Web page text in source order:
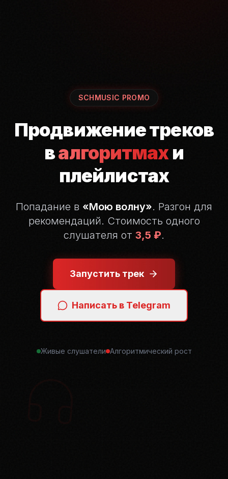
SCHMUSIC PROMO
Продвижение треков
валгоритмахи
плейлистах
Попадание в «Мою волну». Разгон для
рекомендаций. Стоимость одного
слушателя от 3,5 ₽.
Запустить трек
Написать в Telegram
Живые слушатели Алгоритмический рост